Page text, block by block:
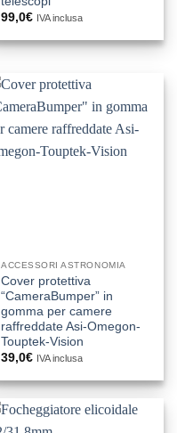
99,0€ IVA inclusa
ACCESSORI ASTRONOMIA
Cover protettiva
“CameraBumper” in
gomma per camere
raffreddate Asi-Omegon-
Touptek-Vision
39,0€ IVA inclusa